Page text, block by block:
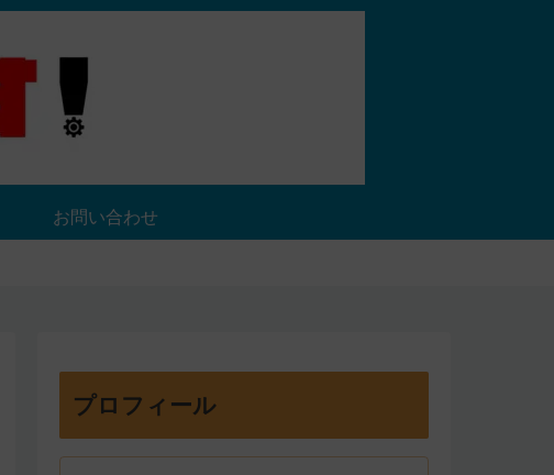
お問い合わせ
プロフィール